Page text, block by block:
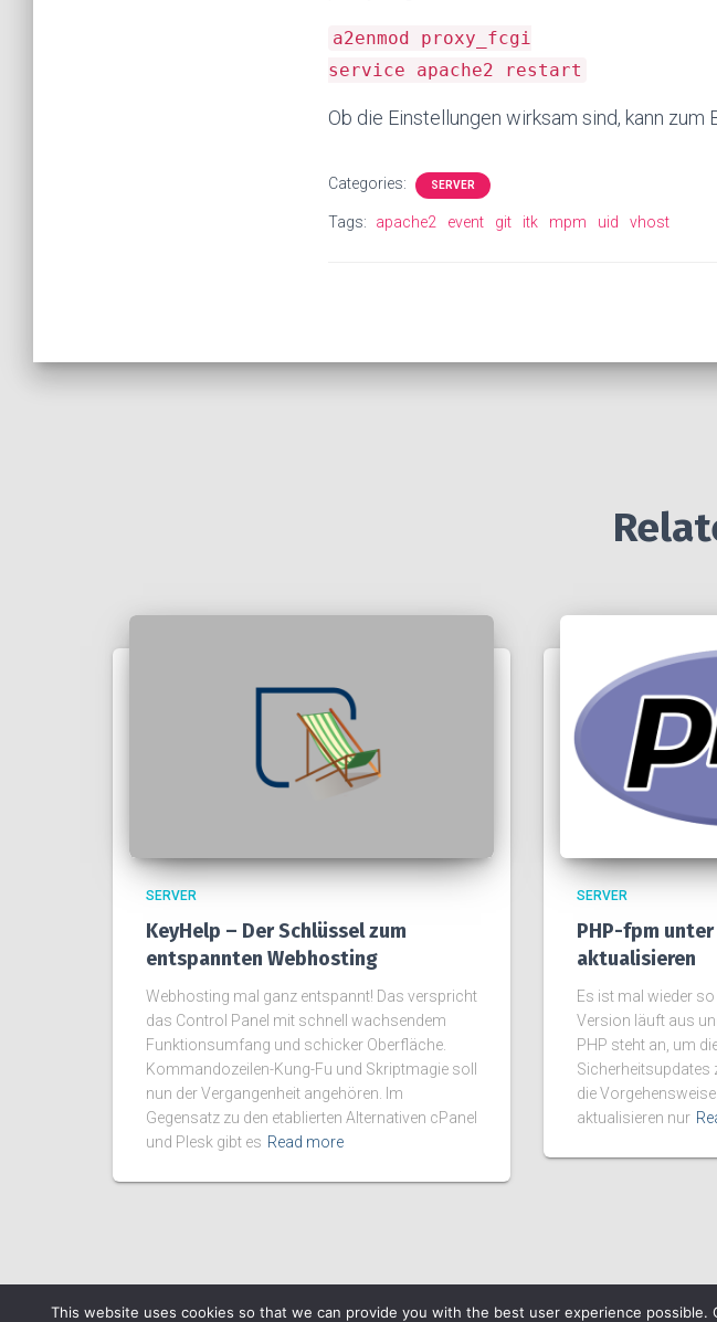
a2enmod proxy_fcgi
service apache2 restart
Ob die Einstellungen wirksam sind, kann zum
Categories: SERVER
Tags: apache2 event git itk mpm uid vhost
SERVER
KeyHelp – Der Schlüssel zum
entspannten Webhosting
Webhosting mal ganz entspannt! Das verspricht
das Control Panel mit schnell wachsendem
Funktionsumfang und schicker Oberfläche.
Kommandozeilen-Kung-Fu und Skriptmagie soll
nun der Vergangenheit angehören. Im
Gegensatz zu den etablierten Alternativen cPanel
und Plesk gibt es Read more
SERVER
PHP-fpm unter
aktualisieren
Es ist mal wieder
Version läuft aus
PHP steht an, um
Sicherheitsupdates
die
aktualisieren nur
This website uses cookies so that we can provide you with the best user experience